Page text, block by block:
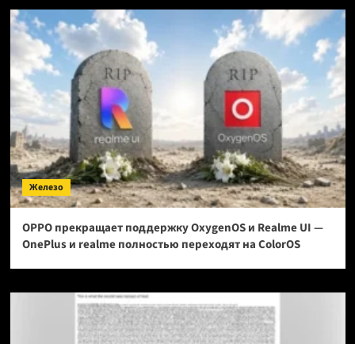
Железо
OPPO прекращает поддержку OxygenOS и Realme UI —
OnePlus и realme полностью переходят на ColorOS